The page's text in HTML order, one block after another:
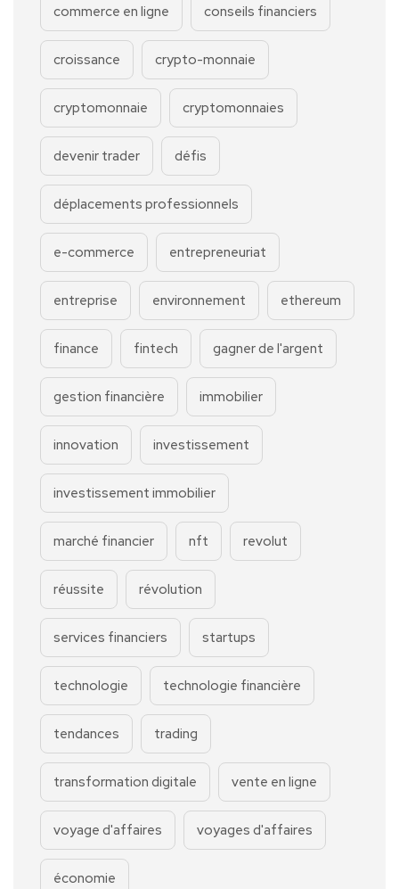
commerce en ligne conseils financiers
croissance crypto-monnaie
cryptomonnaie cryptomonnaies
devenir trader défis
déplacements professionnels
e-commerce entrepreneuriat
entreprise environnement ethereum
finance fintech gagner de l'argent
gestion financière immobilier
innovation investissement
investissement immobilier
marché financier nft revolut
réussite révolution
services financiers startups
technologie technologie financière
tendances trading
transformation digitale vente en ligne
voyage d'affaires voyages d'affaires
économie